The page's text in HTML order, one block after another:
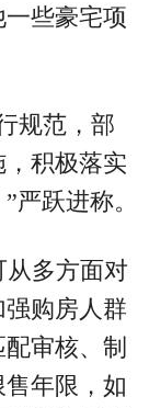
些豪宅项
规范，部
积极落实
严跃进称。
多方面对
购房人群
审核、制
年限，如